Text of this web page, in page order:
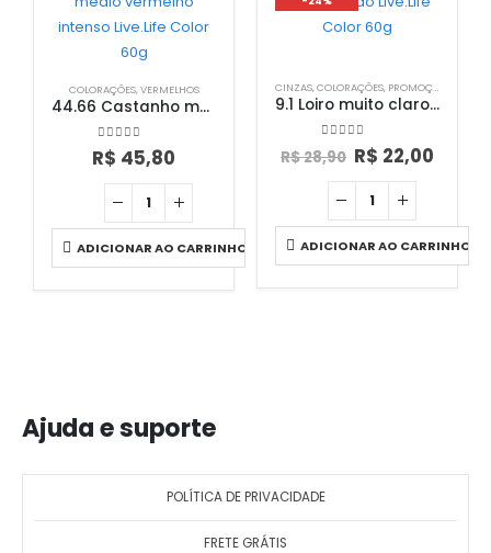
COLORAÇÕES,VERMELHOS
44.66 Castanho médio vermelho intenso Live.Life Color 60g
0 out of 5
R$ 45,80
ADICIONAR AO CARRINHO
CINZAS,COLORAÇÕES, PROMOÇÕES
9.1 Loiro muito claro acinzentado Live.Life Color 60g
out of 5
R$28,90 R$ 22,00
ADICIONAR AO CARRINHO
Ajuda e suporte
POLÍTICA DE PRIVACIDADE
FRETE GRÁTIS